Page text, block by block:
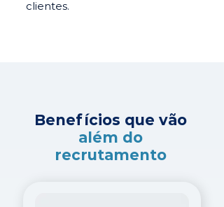
clientes.
Benefícios que vão
além do
recrutamento